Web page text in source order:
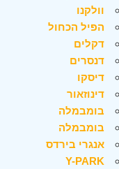
וולקנו
הפיל הכחול
דקלים
דנסרים
דיסקו
דינוזאור
בומבמלה
בומבמלה
אנגרי בירדס
Y-PARK